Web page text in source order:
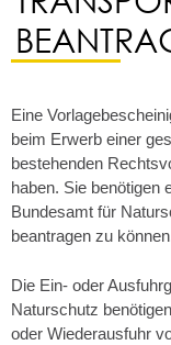
Eine
beim Erwerb einer
bestehenden
haben. Sie benötigen
Bundesamt für
beantragen zu
Die Ein- oder
Naturschutz
oder Wiederausfuhr